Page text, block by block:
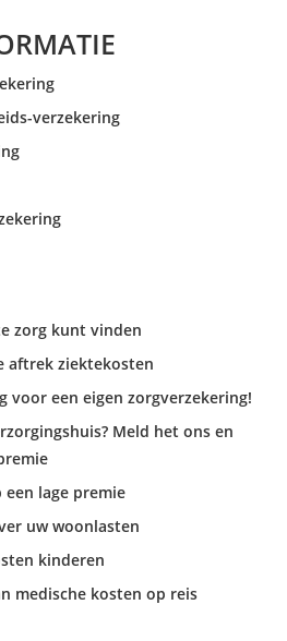
verzekering
zorg kunt vinden
aftrek ziektekosten
voor een eigen zorgverzekering!
Meld het ons en
lage premie
uw woonlasten
kinderen
medische kosten op reis